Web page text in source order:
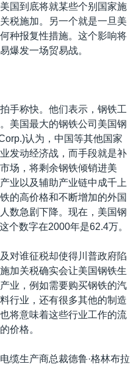
国到底将就某些个别国家施
税施加。另一个就是一旦美
种报复性措施。这个影响将
爆发一场贸易战。
手称快。他们表示，钢铁工
美国最大的钢铁公司美国钢
认为，中国等其他国家
发动经济战，而手段就是补
场，将剩余钢铁倾销进美
业以及辅助产业链中成千上
的高价格和不断增加的外国
数急剧下降。现在，美国钢
个数字在2000年是62.4万。
对谁征税却使得川普政府陷
加关税确实会让美国钢铁生
业，例如需要购买钢铁的汽
行业，还有很多其他的制造
将意味着这些行业工作的流
价格。
缆生产商总裁德鲁·格林布拉